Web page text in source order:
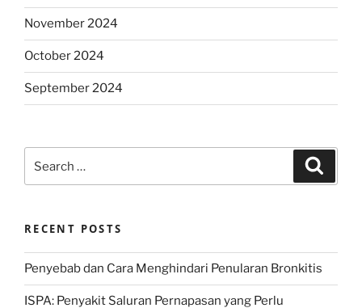
November 2024
October 2024
September 2024
for:
RECENT POSTS
Penyebab dan Cara Menghindari Penularan Bronkitis
ISPA: Penyakit Saluran Pernapasan yang Perlu